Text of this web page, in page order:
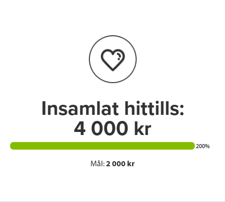
e
I
n
Insamlat hittills:
4 000 kr
200%
Mål:2 000 kr